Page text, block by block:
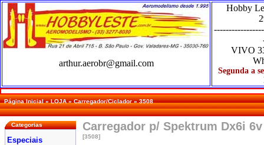
arthur.aerobr@gmail.com
Hobby
VIVO
Segunda a
Página Inicial»LOJA»Carregador/Ciclador»3508
Categorias
Especiais
Carregador p/ Spektrum Dx6i
[3508]